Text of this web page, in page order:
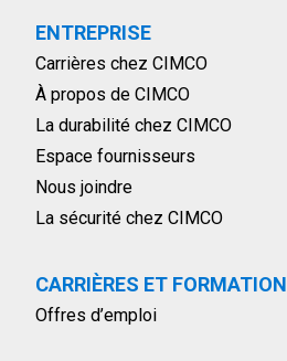
ENTREPRISE
Carrières chez CIMCO
À propos de CIMCO
La durabilité chez CIMCO
Espace fournisseurs
Nous joindre
La sécurité chez CIMCO
CARRIÈRES ET FORMATION
Offres d’emploi